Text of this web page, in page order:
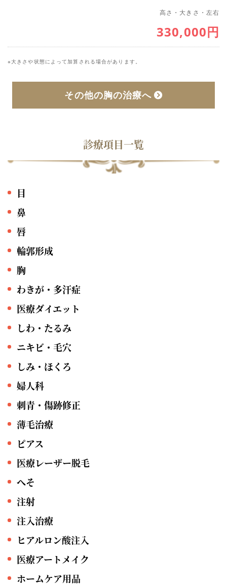
高さ・大きさ・左右
330,000円
※大きさや状態によって加算される場合があります。
その他の胸の治療へ
診療項目一覧
目
鼻
唇
輪郭形成
胸
わきが・多汗症
医療ダイエット
しわ・たるみ
ニキビ・毛穴
しみ・ほくろ
婦人科
刺青・傷跡修正
薄毛治療
ピアス
医療レーザー脱毛
へそ
注射
注入治療
ヒアルロン酸注入
医療アートメイク
ホームケア用品